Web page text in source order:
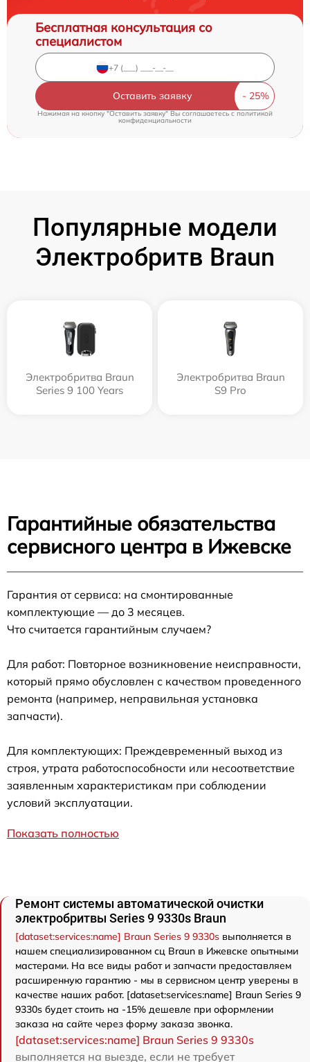
Бесплатная консультация со
специалистом
Оставить заявку
Нажимая на кнопку "Оставить заявку" Вы соглашаетесь cполитикой
конфиденциальности
Популярные модели
Электробритв Braun
Электробритва Braun
Series 9 100 Years
Электробритва Braun
S9 Pro
Гарантийные обязательства
сервисного центра в Ижевске
Гарантия от сервиса: на смонтированные
комплектующие — до 3 месяцев.
Что считается гарантийным случаем?
Для работ: Повторное возникновение неисправности,
который прямо обусловлен с качеством проведенного
ремонта (например, неправильная установка
запчасти).
Для комплектующих: Преждевременный выход из
строя, утрата работоспособности или несоответствие
заявленным характеристикам при соблюдении
условий эксплуатации.
Показать полностью
Ремонт системы автоматической очистки
электробритвы Series 9 9330s Braun
[dataset:services:name] Braun Series 9 9330s выполняется в
нашем специализированном сц Braun в Ижевске опытными
мастерами. На все виды работ и запчасти предоставляем
расширенную гарантию - мы в сервисном центр уверены в
качестве наших работ. [dataset:services:name] Braun Series 9
9330s будет стоить на -15% дешевле при оформлении
заказа на сайте через форму заказа звонка.
[dataset:services:name] Braun Series 9 9330s
выполняется на выезде, если не требует